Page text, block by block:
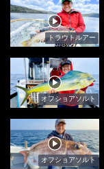
トラウトルアー
オフショアソルト
オフショアソルト